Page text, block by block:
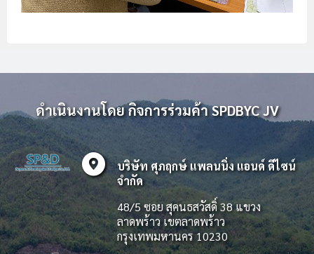
ดำเนินงานโดย กิจการร่วมค้า SPDBYC JV
explore_nearby
บริษัท ศุภฤกษ์ แพลนนิ่ง แอนด์ ดีไซน์
จำกัด
48/5 ซอย สุคนธสวัสดิ์ 38 แขวง
ลาดพร้าว เขตลาดพร้าว
กรุงเทพมหานคร 10230